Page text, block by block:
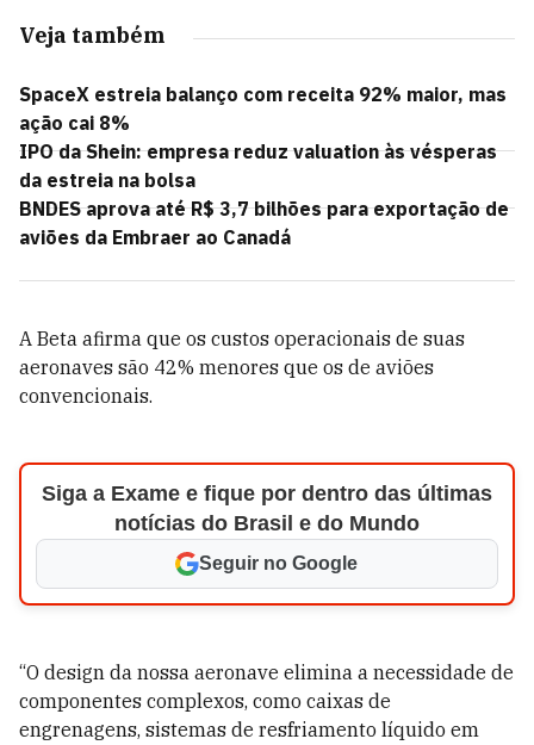
Veja também
SpaceX estreia balanço com receita 92% maior, mas
ação cai 8%
IPO da Shein: empresa reduz valuation às vésperas
da estreia na bolsa
BNDES aprova até R$ 3,7 bilhões para exportação de
aviões da Embraer ao Canadá
A Beta afirma que os custos operacionais de suas
aeronaves são 42% menores que os de aviões
convencionais.
Siga a Exame e fique por dentro das últimas
notícias do Brasil e do Mundo
Seguir no Google
“O design da nossa aeronave elimina a necessidade de
componentes complexos, como caixas de
engrenagens, sistemas de resfriamento líquido em